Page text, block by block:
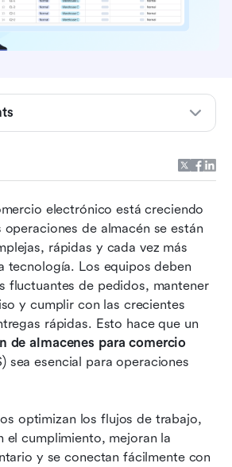
electrónico está creciendo
de almacén se están
rápidas y cada vez más
tecnología. Los equipos deben
fluctuantes de pedidos, mantener
y cumplir con las crecientes
de almacenes para comercio
sea esencial para operaciones
optimizan los flujos de trabajo,
el cumplimiento, mejoran la
y se conectan fácilmente con
al mejor sistema de gestión de
comercio electrónico
de gestión de almacenes
componentes principales de un
de software para la
de comercio electrónico
un sistema de gestión de
comercio electrónico
en las operaciones de
electrónico y cómo Lark